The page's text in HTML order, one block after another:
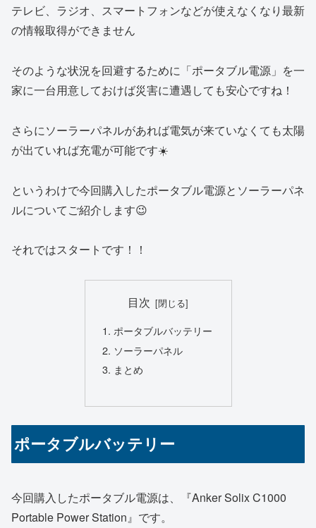
テレビ、ラジオ、スマートフォンなどが使えなくなり最新
の情報取得ができません
そのような状況を回避するために「ポータブル電源」を一
家に一台用意しておけば災害に遭遇しても安心ですね！
さらにソーラーパネルがあれば電気が来ていなくても太陽
が出ていれば充電が可能です☀️
というわけで今回購入したポータブル電源とソーラーパネ
ルについてご紹介します😉
それではスタートです！！
目次
ポータブルバッテリー
ソーラーパネル
まとめ
ポータブルバッテリー
今回購入したポータブル電源は、『Anker Solix C1000
Portable Power Station』です。